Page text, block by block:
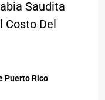
Saudita
Costo Del
Puerto Rico